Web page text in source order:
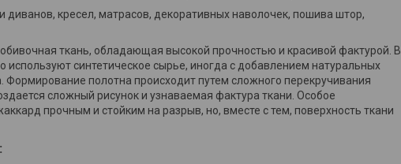
кресел, матрасов, декоративных наволочек, пошива штор,
ткань, обладающая высокой прочностью и красивой фактурой. В
используют синтетическое сырье, иногда с добавлением натуральных
Формирование полотна происходит путем сложного перекручивания
сложный рисунок и узнаваемая фактура ткани. Особое
прочным и стойким на разрыв, но, вместе с тем, поверхность ткани